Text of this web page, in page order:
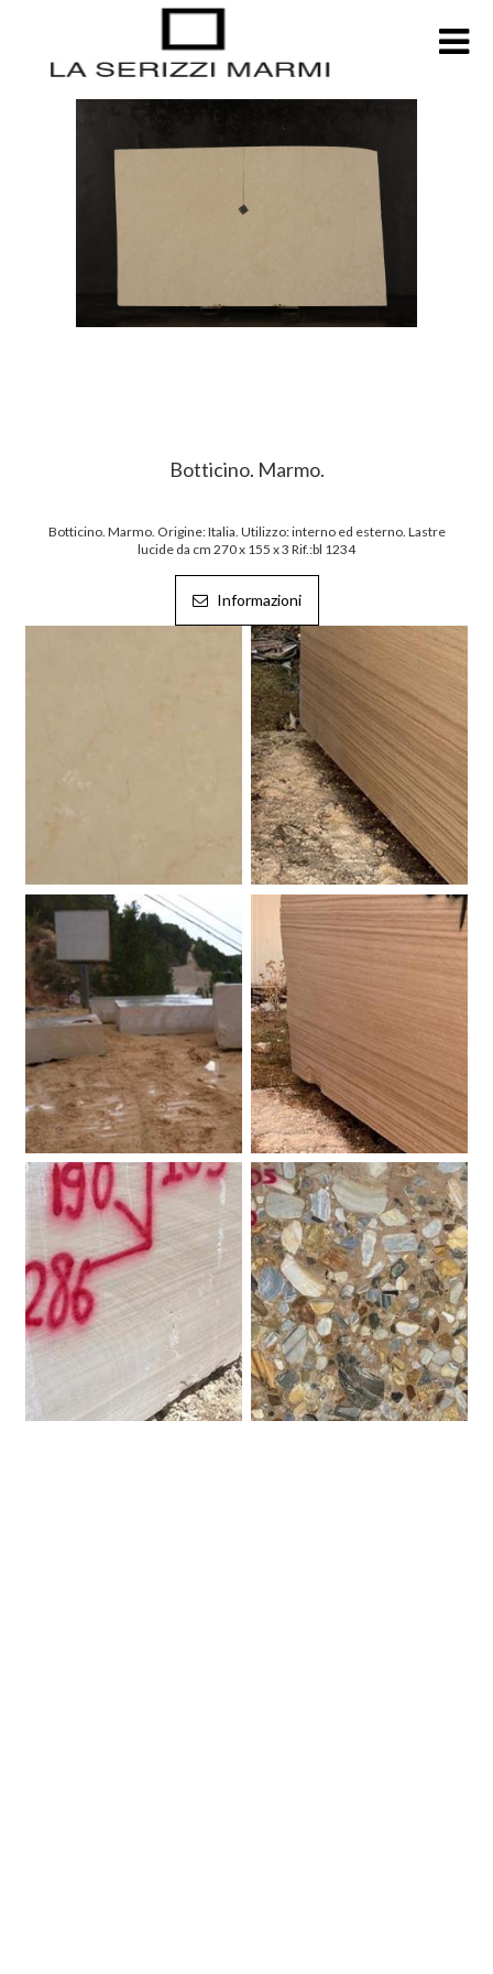
Botticino. Marmo.
Botticino. Marmo. Origine: Italia. Utilizzo: interno ed esterno. Lastre
lucide da cm 270 x 155 x 3 Rif.:bl 1234
Informazioni
Blocco Travertino Sofia.
Botticino Classico. Marmo. Blocco Travertino Sofia .
Blocco Travertino Sofia. Blocco Ceppo Klimt